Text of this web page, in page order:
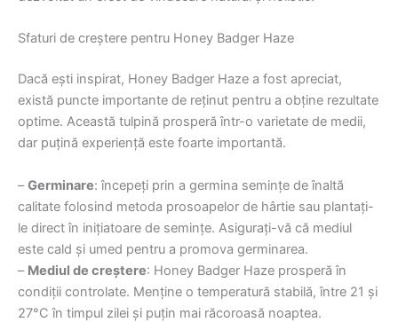
Sfaturi de creștere pentru Honey Badger Haze
Dacă ești inspirat, Honey Badger Haze a fost apreciat,
există puncte importante de reținut pentru a obține rezultate
optime. Această tulpină prosperă într-o varietate de medii,
dar puțină experiență este foarte importantă.
–Germinare: începeți prin a germina semințe de înaltă
calitate folosind metoda prosoapelor de hârtie sau plantați-
le direct în inițiatoare de semințe. Asigurați-vă că mediul
este cald și umed pentru a promova germinarea.
– Mediul de creștere: Honey Badger Haze prosperă în
condiții controlate. Menține o temperatură stabilă, între 21 și
27°C în timpul zilei și puțin mai răcoroasă noaptea.